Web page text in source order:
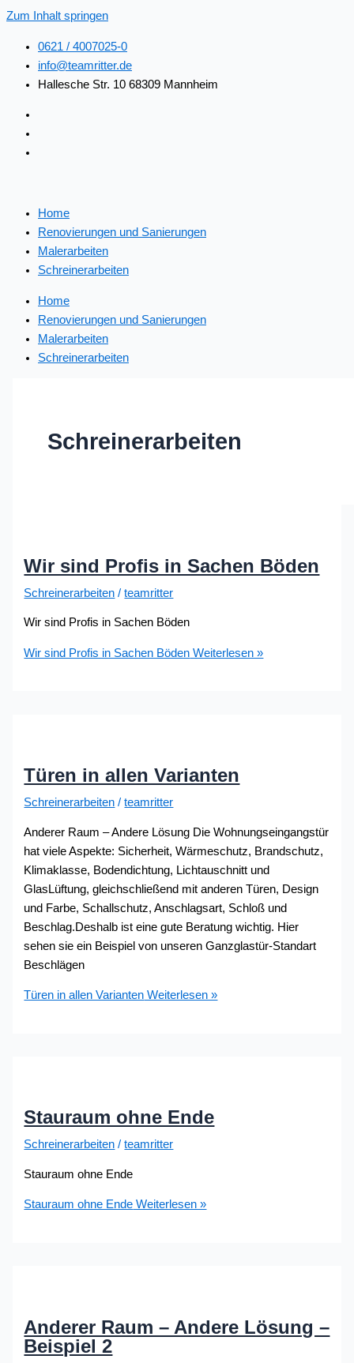
Zum Inhalt springen
0621 / 4007025-0
info@teamritter.de
Hallesche Str. 10 68309 Mannheim
Home
Renovierungen und Sanierungen
Malerarbeiten
Schreinerarbeiten
Home
Renovierungen und Sanierungen
Malerarbeiten
Schreinerarbeiten
Schreinerarbeiten
Wir sind Profis in Sachen Böden
Schreinerarbeiten /teamritter
Wir sind Profis in Sachen Böden
Wir sind Profis in Sachen Böden Weiterlesen »
Türen in allen Varianten
Schreinerarbeiten /teamritter
Anderer Raum – Andere Lösung Die Wohnungseingangstür
hat viele Aspekte: Sicherheit, Wärmeschutz, Brandschutz,
Klimaklasse, Bodendichtung, Lichtauschnitt und
GlasLüftung, gleichschließend mit anderen Türen, Design
und Farbe, Schallschutz, Anschlagsart, Schloß und
Beschlag.Deshalb ist eine gute Beratung wichtig. Hier
sehen sie ein Beispiel von unseren Ganzglastür-Standart
Beschlägen
Türen in allen Varianten Weiterlesen »
Stauraum ohne Ende
Schreinerarbeiten /teamritter
Stauraum ohne Ende
Stauraum ohne Ende Weiterlesen »
Anderer Raum – Andere Lösung –
Beispiel 2